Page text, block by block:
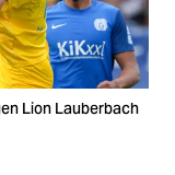
Lion Lauberbach